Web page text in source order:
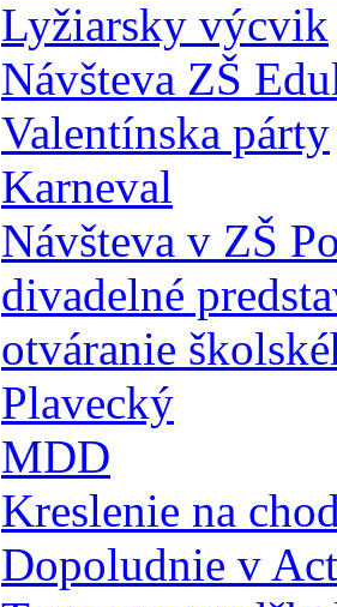
Lyžiarsky výcvik
Návšteva ZŠ
Valentínska párty
Karneval
Návšteva v ZŠ
divadelné
otváranie
Plavecký
MDD
Kreslenie na
Dopoludnie v